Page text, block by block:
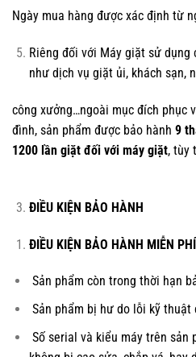
Ngày mua hàng được xác định từ
Riêng đối với Máy giặt sử dụng
như dịch vụ giặt ủi, khách sạn,
công xưởng…ngoài mục đích phục
đình, sản phẩm được bảo hành 9
1200 lần giặt đối với máy giặt, tùy
ĐIỀU KIỆN BẢO HÀNH
ĐIỀU KIỆN BẢO HÀNH MIỄN
Sản phẩm còn trong thời hạn
Sản phẩm bị hư do lỗi kỹ thuật
Số serial và kiểu máy trên sản